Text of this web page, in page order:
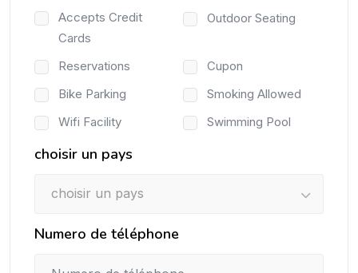
Accepts Credit
Cards
Outdoor Seating
Reservations
Cupon
Bike Parking
Smoking Allowed
Wifi Facility
Swimming Pool
choisir un pays
choisir un pays
Numero de téléphone